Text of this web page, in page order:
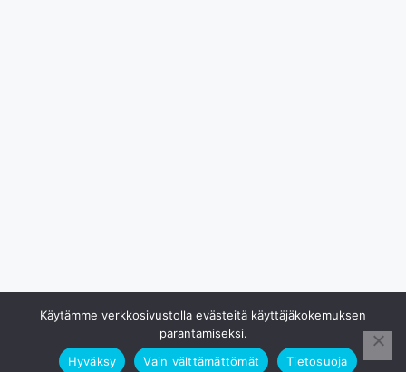
Käytämme verkkosivustolla evästeitä käyttäjäkokemuksen
parantamiseksi.
Hyväksy
Vain välttämättömät Tietosuoja